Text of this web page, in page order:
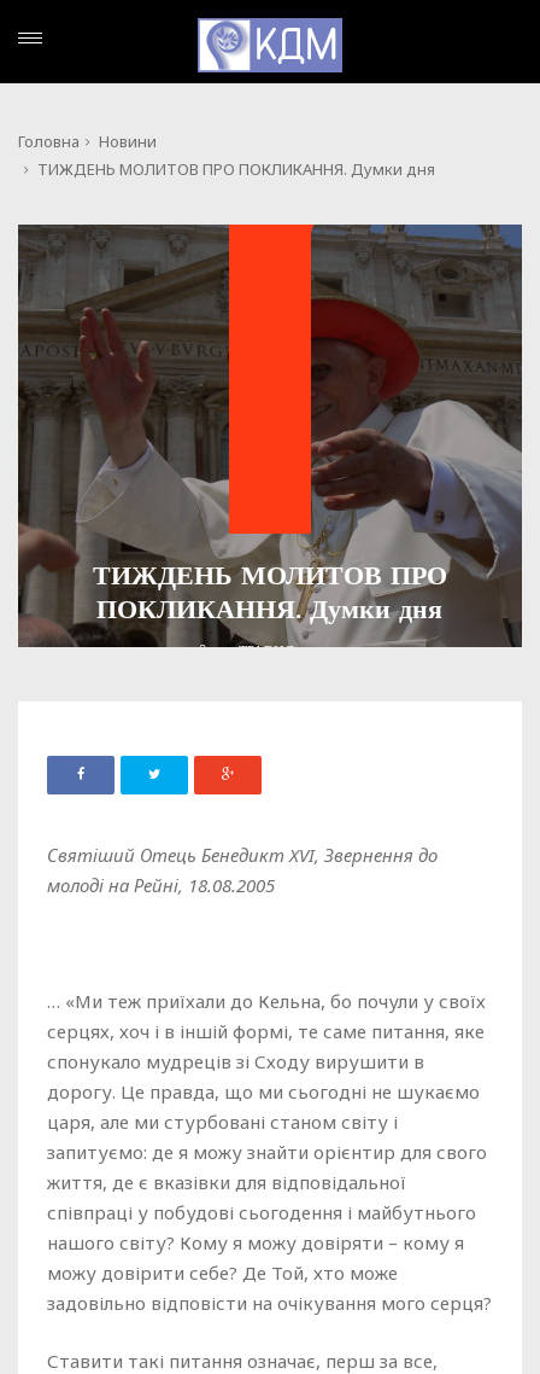
Головна
Новини
ТИЖДЕНЬ МОЛИТОВ ПРО ПОКЛИКАННЯ. Думки дня
ТИЖДЕНЬ МОЛИТОВ ПРО
ПОКЛИКАННЯ. Думки дня
ADMIN 17 ТРАВНЯ, 2025 426
Святіший Отець Бенедикт XVI, Звернення до
молоді на Рейні, 18.08.2005
… «Ми теж приїхали до Кельна, бо почули у своїх
серцях, хоч і в іншій формі, те саме питання, яке
спонукало мудреців зі Сходу вирушити в
дорогу. Це правда, що ми сьогодні не шукаємо
царя, але ми стурбовані станом світу і
запитуємо: де я можу знайти орієнтир для свого
життя, де є вказівки для відповідальної
співпраці у побудові сьогодення і майбутнього
нашого світу? Кому я можу довіряти – кому я
можу довірити себе? Де Той, хто може
задовільно відповісти на очікування мого серця?
Ставити такі питання означає, перш за все,